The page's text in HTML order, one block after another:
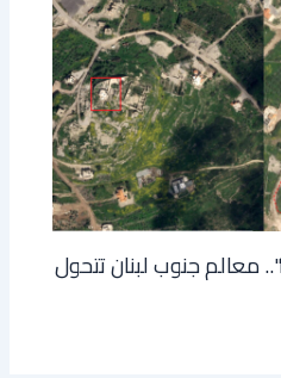
جنوب لبنان تتحول